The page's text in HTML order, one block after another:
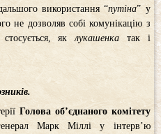
використання “путіна” у
не дозволяв собі комунікацію з
яклукашенка так і
Голова об’єднаного комітету
Марк Міллі у інтерв’ю